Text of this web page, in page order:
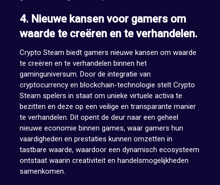
4. Nieuwe kansen voor gamers om
waarde te creëren en te verhandelen.
Crypto Steam biedt gamers nieuwe kansen om waarde
te creëren en te verhandelen binnen het
gaminguniversum. Door de integratie van
cryptocurrency en blockchain-technologie stelt Crypto
Steam spelers in staat om unieke virtuele activa te
bezitten en deze op een veilige en transparante manier
te verhandelen. Dit opent de deur naar een geheel
nieuwe economie binnen games, waar gamers hun
vaardigheden en prestaties kunnen omzetten in
tastbare waarde, waardoor een dynamisch ecosysteem
ontstaat waarin creativiteit en handelsmogelijkheden
samenkomen.